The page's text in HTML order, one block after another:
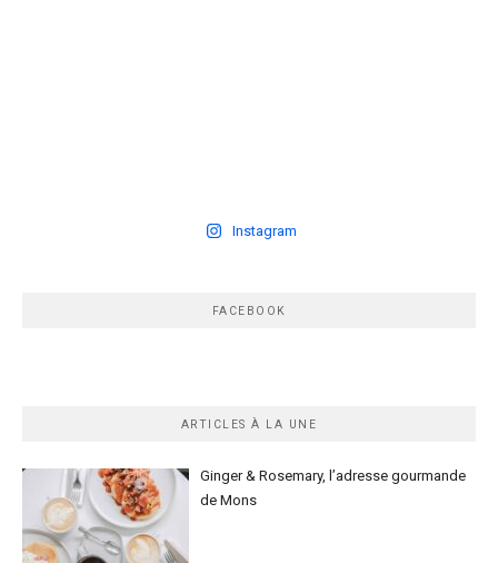
Instagram
FACEBOOK
ARTICLES À LA UNE
Ginger & Rosemary, l’adresse gourmande
de Mons